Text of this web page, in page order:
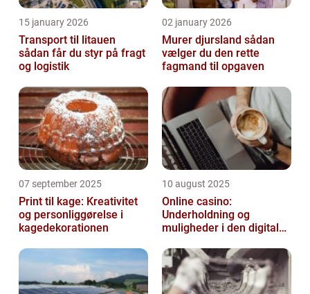
15 january 2026
Transport til litauen
sådan får du styr på fragt
og logistik
02 january 2026
Murer djursland sådan
vælger du den rette
fagmand til opgaven
07 september 2025
Print til kage: Kreativitet
og personliggørelse i
kagedekorationen
10 august 2025
Online casino:
Underholdning og
muligheder i den digitale